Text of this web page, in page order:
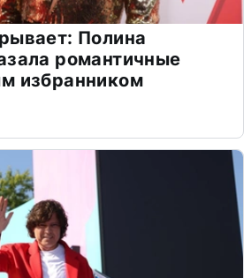
Полина
романтичные
избранником